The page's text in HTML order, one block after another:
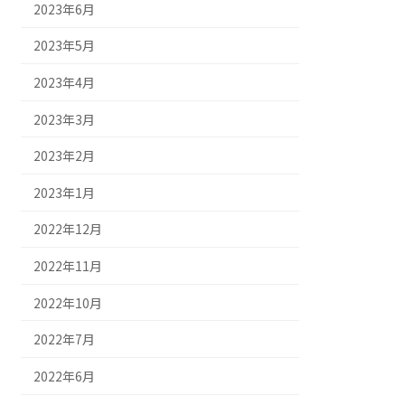
2023年6月
2023年5月
2023年4月
2023年3月
2023年2月
2023年1月
2022年12月
2022年11月
2022年10月
2022年7月
2022年6月